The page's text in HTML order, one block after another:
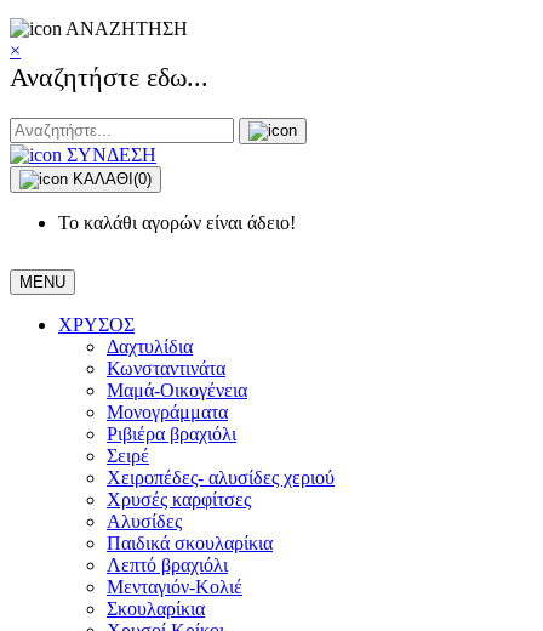
ΑΝΑΖΗΤΗΣΗ
×
Αναζητήστε εδω...
ΣΥΝΔΕΣΗ
ΚΑΛΑΘΙ (0)
Το καλάθι αγορών είναι άδειο!
MENU
ΧΡΥΣΟΣ
Δαχτυλίδια
Κωνσταντινάτα
Μαμά-Οικογένεια
Μονογράμματα
Ριβιέρα βραχιόλι
Σειρέ
Χειροπέδες- αλυσίδες χεριού
Χρυσές καρφίτσες
Αλυσίδες
Παιδικά σκουλαρίκια
Λεπτό βραχιόλι
Μενταγιόν-Κολιέ
Σκουλαρίκια